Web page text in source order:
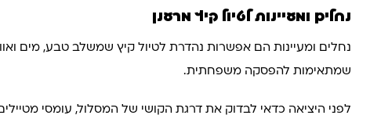
נחלים ומעיינות לטיול קיץ מרענן
נחלים ומעיינות הם אפשרות נהדרת לטיול קיץ שמשלב טבע, מים
שמתאימות להפסקה משפחתית.
לפני היציאה כדאי לבדוק את דרגת הקושי של המסלול, עומסי